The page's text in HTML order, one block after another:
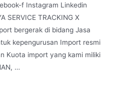
f Instagram Linkedin
SERVICE TRACKING X
bergerak di bidang Jasa
kepengurusan Import resmi
Kuota import yang kami miliki
…